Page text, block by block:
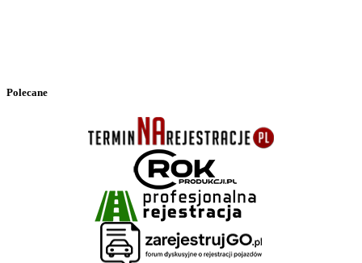
Polecane